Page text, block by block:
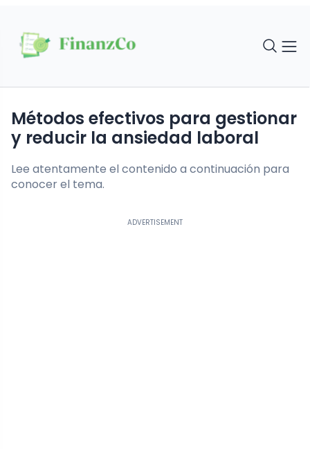
Métodos efectivos para gestionar
y reducir la ansiedad laboral
Lee atentamente el contenido a continuación para
conocer el tema.
ADVERTISEMENT